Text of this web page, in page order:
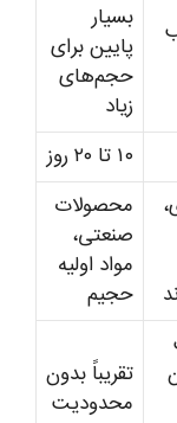
بسیار
پایین برای
حجم‌های
زیاد
۱۰ تا ۲۰ روز
محصولات
صنعتی،
مواد اولیه
حجیم
تقریباً بدون
محدودیت